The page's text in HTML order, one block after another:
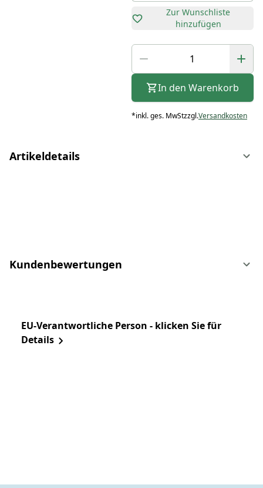
Zur Wunschliste
hinzufügen
In den Warenkorb
*inkl. ges. MwStzzgl.Versandkosten
Artikeldetails
Kundenbewertungen
EU-Verantwortliche Person - klicken Sie für
Details